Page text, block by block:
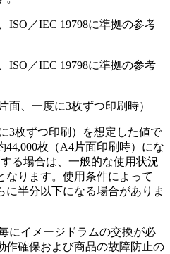
ISO／IEC 19798に準拠の参考
ISO／IEC 19798に準拠の参考
面、一度に3枚ずつ印刷時）
3枚ずつ印刷）を想定した値で
枚（A4片面印刷時）にな
る場合は、一般的な使用状況
なります。使用条件によって
に半分以下になる場合がありま
にイメージドラムの交換が必
作確保および商品の故障防止の